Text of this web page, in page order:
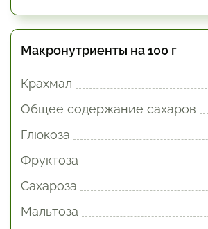
Макронутриенты на 100 г
Крахмал
Общее содержание сахаров
Глюкоза
Фруктоза
Сахароза
Мальтоза